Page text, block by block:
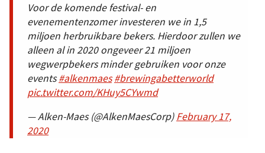
Voor de komende festival- en
evenementenzomer investeren we in 1,5
miljoen herbruikbare bekers. Hierdoor zullen we
alleen al in 2020 ongeveer 21 miljoen
wegwerpbekers minder gebruiken voor onze
events#alkenmaes #brewingabetterworld
pic.twitter.com/KHuy5CYwmd
— Alken-Maes (@AlkenMaesCorp)February 17,
2020